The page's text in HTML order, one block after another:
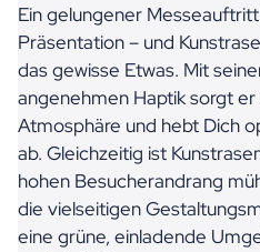
Ein gelungener
Präsentation – und
das gewisse Etwas. Mit
angenehmen Haptik sorgt
Atmosphäre und hebt Dich
ab. Gleichzeitig ist
hohen Besucherandrang
die vielseitigen
eine grüne, einladende